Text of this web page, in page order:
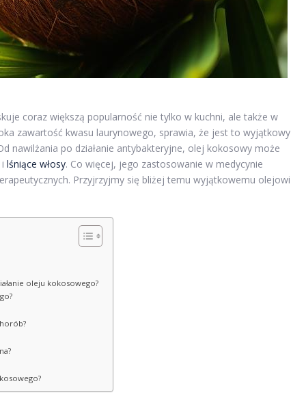
coraz większą popularność nie tylko w kuchni, ale także w
zawartość kwasu laurynowego, sprawia, że jest to wyjątkowy
nawilżania po działanie antybakteryjne, olej kokosowy może
lśniące włosy. Co więcej, jego zastosowanie w medycynie
Przyjrzyjmy się bliżej temu wyjątkowemu olejowi
oleju kokosowego?